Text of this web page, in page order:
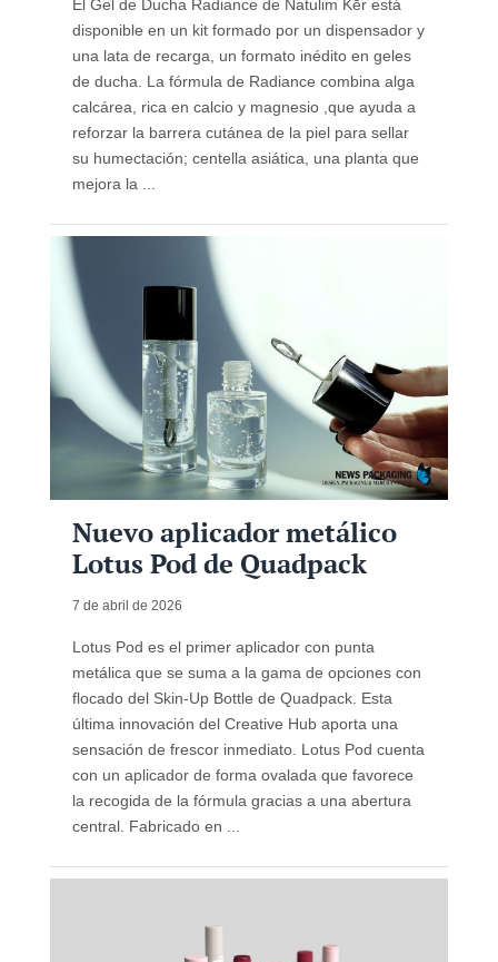
El Gel de Ducha Radiance de Natulim Kēr está
disponible en un kit formado por un dispensador y
una lata de recarga, un formato inédito en geles
de ducha. La fórmula de Radiance combina alga
calcárea, rica en calcio y magnesio ,que ayuda a
reforzar la barrera cutánea de la piel para sellar
su humectación; centella asiática, una planta que
mejora la ...
Nuevo aplicador metálico
Lotus Pod de Quadpack
7 de abril de 2026
Lotus Pod es el primer aplicador con punta
metálica que se suma a la gama de opciones con
flocado del Skin-Up Bottle de Quadpack. Esta
última innovación del Creative Hub aporta una
sensación de frescor inmediato. Lotus Pod cuenta
con un aplicador de forma ovalada que favorece
la recogida de la fórmula gracias a una abertura
central. Fabricado en ...